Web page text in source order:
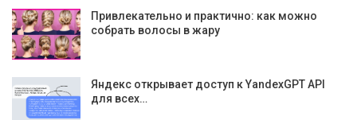
Привлекательно и практично: как можно
собрать волосы в жару
Яндекс открывает доступ к YandexGPT API
для всех…